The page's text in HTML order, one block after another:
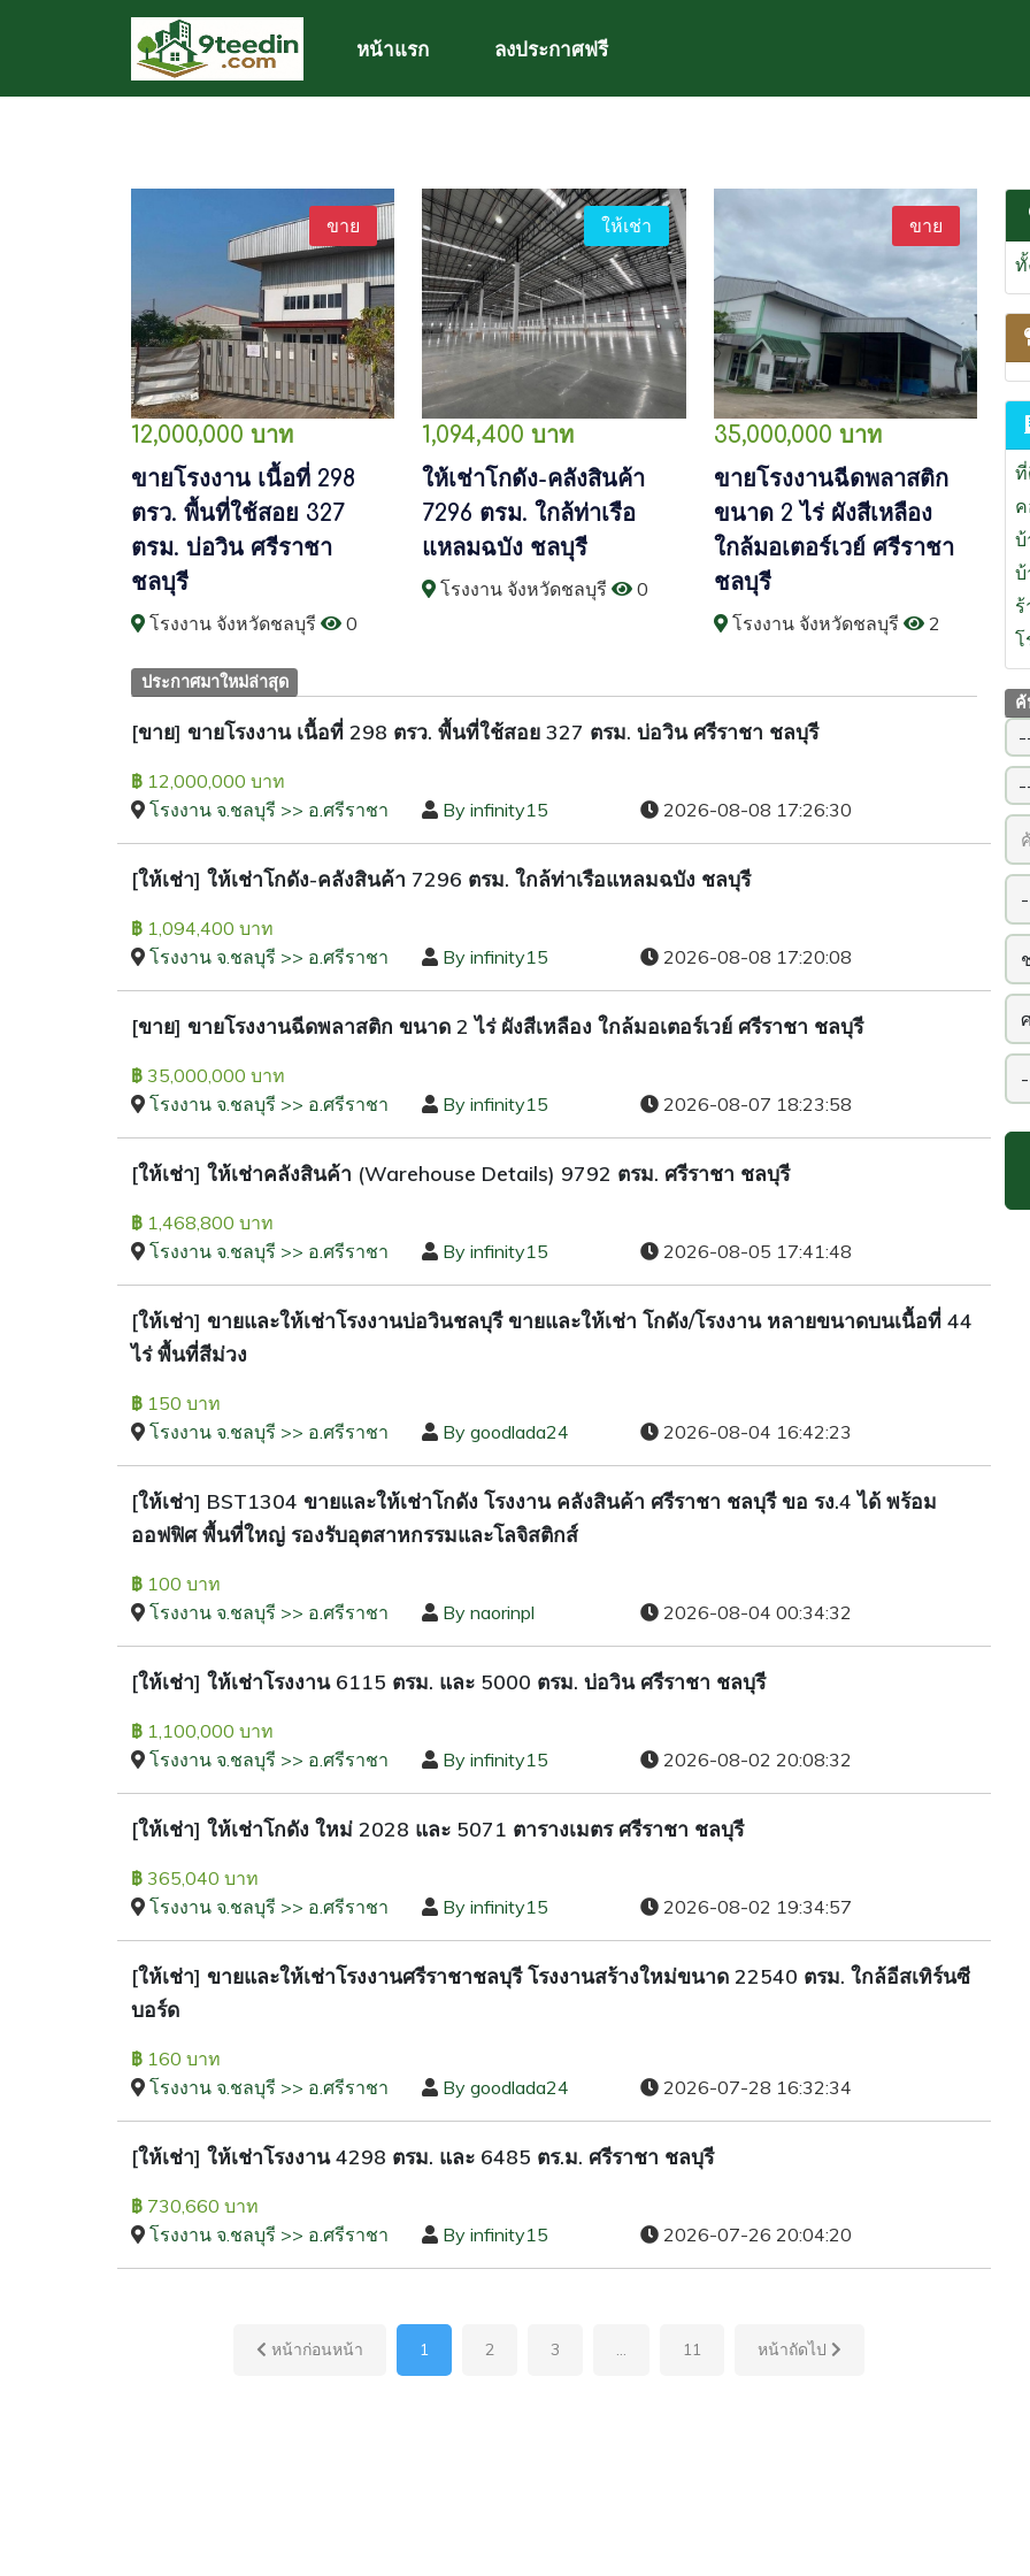
หน้าแรก ลงประกาศฟรี
ขาย
12,000,000 บาท
ขายโรงงาน เนื้อที่ 298
ตรว. พื้นที่ใช้สอย 327
ตรม. บ่อวิน ศรีราชา
ชลบุรี​
โรงงาน จังหวัดชลบุรี 0
ให้เช่า
1,094,400 บาท
ให้เช่าโกดัง-คลังสินค้า
7296 ตรม. ใกล้ท่าเรือ
แหลมฉบัง ชลบุรี
โรงงาน จังหวัดชลบุรี 0
ขาย
35,000,000 บาท
ขายโรงงานฉีดพลาสติก
ขนาด 2 ไร่ ผังสีเหลือง
ใกล้มอเตอร์เวย์ ศรีราชา
ชลบุรี
โรงงาน จังหวัดชลบุรี 2
ประกาศมาใหม่ล่าสุด
[ขาย] ขายโรงงาน เนื้อที่ 298 ตรว. พื้นที่ใช้สอย 327 ตรม. บ่อวิน ศรีราชา ชลบุรี​
฿ 12,000,000 บาท
โรงงาน จ.ชลบุรี >> อ.ศรีราชา
By infinity15 2026-08-08 17:26:30
[ให้เช่า] ให้เช่าโกดัง-คลังสินค้า 7296 ตรม. ใกล้ท่าเรือแหลมฉบัง ชลบุรี
฿ 1,094,400 บาท
โรงงาน จ.ชลบุรี >> อ.ศรีราชา
By infinity15 2026-08-08 17:20:08
[ขาย] ขายโรงงานฉีดพลาสติก ขนาด 2 ไร่ ผังสีเหลือง ใกล้มอเตอร์เวย์ ศรีราชา ชลบุรี
฿ 35,000,000 บาท
โรงงาน จ.ชลบุรี >> อ.ศรีราชา
By infinity15 2026-08-07 18:23:58
[ให้เช่า] ให้เช่าคลังสินค้า (Warehouse Details) 9792 ตรม. ศรีราชา ชลบุรี
฿ 1,468,800 บาท
โรงงาน จ.ชลบุรี >> อ.ศรีราชา
By infinity15 2026-08-05 17:41:48
[ให้เช่า] ขายและให้เช่าโรงงานบ่อวินชลบุรี ขายและให้เช่า โกดัง/โรงงาน หลายขนาดบนเนื้อที่ 44
ไร่ พื้นที่สีม่วง
฿ 150 บาท
โรงงาน จ.ชลบุรี >> อ.ศรีราชา
By goodlada24 2026-08-04 16:42:23
[ให้เช่า] BST1304 ขายและให้เช่าโกดัง โรงงาน คลังสินค้า ศรีราชา ชลบุรี ขอ รง.4 ได้ พร้อม
ออฟฟิศ พื้นที่ใหญ่ รองรับอุตสาหกรรมและโลจิสติกส์
฿ 100 บาท
โรงงาน จ.ชลบุรี >> อ.ศรีราชา
By naorinpl 2026-08-04 00:34:32
[ให้เช่า] ให้เช่าโรงงาน 6115 ตรม. และ 5000 ตรม. บ่อวิน ศรีราชา ชลบุรี
฿ 1,100,000 บาท
โรงงาน จ.ชลบุรี >> อ.ศรีราชา
By infinity15 2026-08-02 20:08:32
[ให้เช่า] ให้เช่าโกดัง ใหม่ 2028 และ 5071 ตารางเมตร ศรีราชา ชลบุรี
฿ 365,040 บาท
โรงงาน จ.ชลบุรี >> อ.ศรีราชา
By infinity15 2026-08-02 19:34:57
[ให้เช่า] ขายและให้เช่าโรงงานศรีราชาชลบุรี โรงงานสร้างใหม่ขนาด 22540 ตรม. ใกล้อีสเทิร์นซี
บอร์ด
฿ 160 บาท
โรงงาน จ.ชลบุรี >> อ.ศรีราชา
By goodlada24 2026-07-28 16:32:34
[ให้เช่า] ให้เช่าโรงงาน 4298 ตรม. และ 6485 ตร.ม. ศรีราชา ชลบุรี
฿ 730,660 บาท
โรงงาน จ.ชลบุรี >> อ.ศรีราชา
By infinity15 2026-07-26 20:04:20
หน้าก่อนหน้า 1 2 3 ... 11 หน้าถัดไป
บ้
โ
ค้